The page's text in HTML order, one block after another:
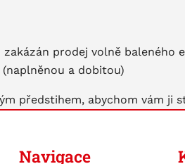
zakázán prodej volně
a dobitou)
předstihem, abychom vám ji
Navigace